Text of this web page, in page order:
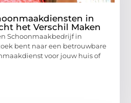
in
het Verschil Maken
Schoonmaakbedrijf in
bent naar een betrouwbare
voor jouw huis of